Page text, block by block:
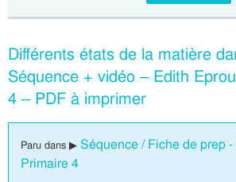
Différents états de la matière
Séquence + vidéo – Edith
4 – PDF à imprimer
Paru dans ▶ Séquence / Fiche de prep
Primaire 4